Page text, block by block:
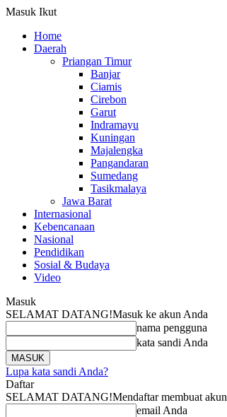
Masuk Ikut
Home
Daerah
Priangan Timur
Banjar
Ciamis
Cirebon
Garut
Indramayu
Kuningan
Majalengka
Pangandaran
Sumedang
Tasikmalaya
Jawa Barat
Internasional
Kebencanaan
Nasional
Pendidikan
Sosial & Budaya
Video
Masuk
SELAMAT DATANG!Masuk ke akun Anda
nama pengguna
kata sandi Anda
Lupa kata sandi Anda?
Daftar
SELAMAT DATANG!Mendaftar membuat akun
email Anda